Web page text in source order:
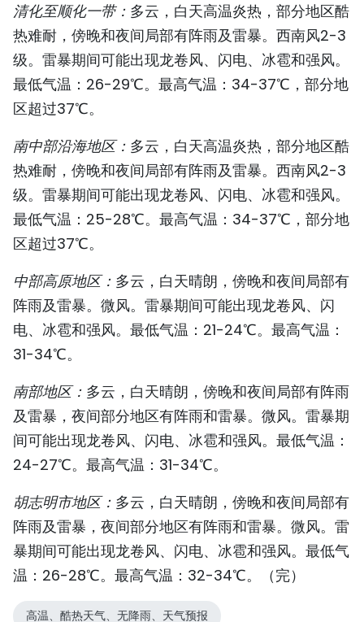
РУССКИЙ
ESPAÑOL
清化至顺化一带： 多云，白天高温炎热，部分地区酷
热难耐，傍晚和夜间局部有阵雨及雷暴。西南风2-3
级。雷暴期间可能出现龙卷风、闪电、冰雹和强风。
最低气温：26-29℃。最高气温：34-37℃，部分地
区超过37℃。
南中部沿海地区： 多云，白天高温炎热，部分地区酷
热难耐，傍晚和夜间局部有阵雨及雷暴。西南风2-3
级。雷暴期间可能出现龙卷风、闪电、冰雹和强风。
最低气温：25-28℃。最高气温：34-37℃，部分地
区超过37℃。
中部高原地区： 多云，白天晴朗，傍晚和夜间局部有
阵雨及雷暴。微风。雷暴期间可能出现龙卷风、闪
电、冰雹和强风。最低气温：21-24℃。最高气温：
31-34℃。
南部地区： 多云，白天晴朗，傍晚和夜间局部有阵雨
及雷暴，夜间部分地区有阵雨和雷暴。微风。雷暴期
间可能出现龙卷风、闪电、冰雹和强风。最低气温：
24-27℃。最高气温：31-34℃。
胡志明市地区： 多云，白天晴朗，傍晚和夜间局部有
阵雨及雷暴，夜间部分地区有阵雨和雷暴。微风。雷
暴期间可能出现龙卷风、闪电、冰雹和强风。最低气
温：26-28℃。最高气温：32-34℃。（完）
高温、酷热天气、无降雨、天气预报